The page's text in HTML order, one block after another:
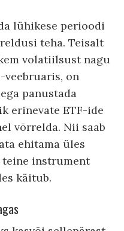
lühikese perioodi
teha. Teisalt
volatiilsust nagu
veebruaris, on
panustada
erinevate ETF-ide
võrrelda. Nii saab
ehitama üles
instrument
käitub.